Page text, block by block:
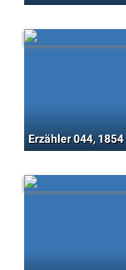
Erzähler 044, 1854